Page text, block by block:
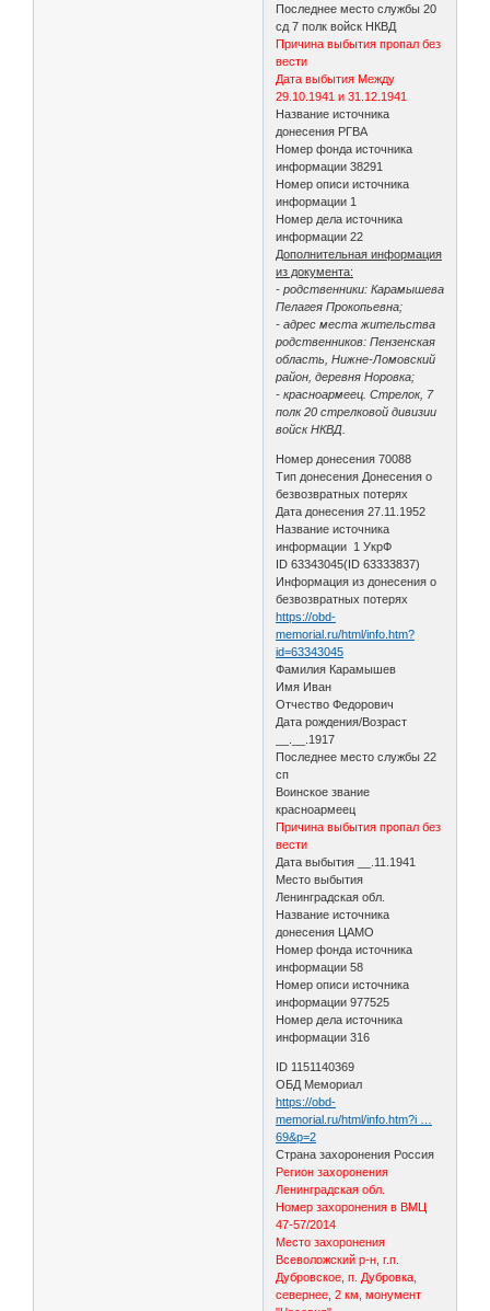
Последнее место службы 20
сд 7 полк войск НКВД
Причина выбытия пропал без
вести
Дата выбытия Между
29.10.1941 и 31.12.1941
Название источника
донесения РГВА
Номер фонда источника
информации 38291
Номер описи источника
информации 1
Номер дела источника
информации 22
Дополнительная информация
из документа:
- родственники: Карамышева
Пелагея Прокопьевна;
- адрес места жительства
родственников: Пензенская
область, Нижне-Ломовский
район, деревня Норовка;
- красноармеец. Стрелок, 7
полк 20 стрелковой дивизии
войск НКВД.
Номер донесения 70088
Тип донесения Донесения о
безвозвратных потерях
Дата донесения 27.11.1952
Название источника
информации 1 УкрФ
ID 63343045(ID 63333837)
Информация из донесения о
безвозвратных потерях
https://obd-
memorial.ru/html/info.htm?
id=63343045
Фамилия Карамышев
Имя Иван
Отчество Федорович
Дата рождения/Возраст
__.__.1917
Последнее место службы 22
сп
Воинское звание
красноармеец
Причина выбытия пропал без
вести
Дата выбытия __.11.1941
Место выбытия
Ленинградская обл.
Название источника
донесения ЦАМО
Номер фонда источника
информации 58
Номер описи источника
информации 977525
Номер дела источника
информации 316
ID 1151140369
ОБД Мемориал
https://obd-
memorial.ru/html/info.htm?i …
69&p=2
Страна захоронения Россия
Регион захоронения
Ленинградская обл.
Номер захоронения в ВМЦ
47-57/2014
Место захоронения
Всеволожский р-н, г.п.
Дубровское, п. Дубровка,
севернее, 2 км, монумент